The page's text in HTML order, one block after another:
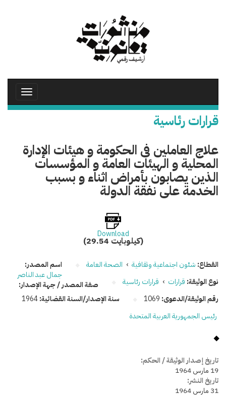
Toggle
قرارات رئاسية
علاج العاملين فى الحكومة و هيئات الإدارة
المحلية و الهيئات العامة و المؤسسات
الذين يصابون بأمراض اثناء و بسبب
الخدمة على نفقة الدولة
Download
(29.54 كيلوبايت)
القطاع: شئون اجتماعية وثقافية › الصحة العامة
نوع الوثيقة: قرارات › قرارات رئاسية
رقم الوثيقة/الدعوى: 1069 سنة الإصدار/السنة القضائية:1964
اسم المصدر:
جمال عبد الناصر
صفة المصدر / جهة الإصدار:
رئيس الجمهورية العربية المتحدة
تاريخ إصدار الوثيقة / الحكم:
19 مارس 1964
تاريخ النشر:
31 مارس 1964